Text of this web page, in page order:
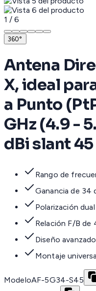
1 / 6
360°
Antena
X, ideal
a Punto
GHz (4.9 -
dBi slant 45
Rango de
Ganancia de 34
Polarización
Relación F/B de
Diseño
Montaje
ModeloAF-5G34-S45